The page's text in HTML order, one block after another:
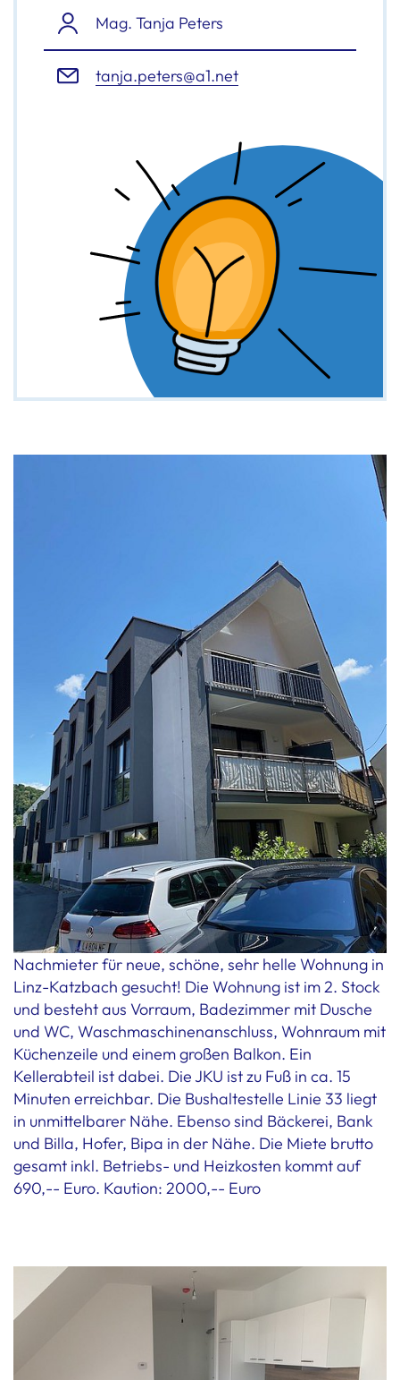
Mag. Tanja Peters
tanja.peters@a1.net
Nachmieter für neue, schöne, sehr helle Wohnung in
Linz-Katzbach gesucht! Die Wohnung ist im 2. Stock
und besteht aus Vorraum, Badezimmer mit Dusche
und WC, Waschmaschinenanschluss, Wohnraum mit
Küchenzeile und einem großen Balkon. Ein
Kellerabteil ist dabei. Die JKU ist zu Fuß in ca. 15
Minuten erreichbar. Die Bushaltestelle Linie 33 liegt
in unmittelbarer Nähe. Ebenso sind Bäckerei, Bank
und Billa, Hofer, Bipa in der Nähe. Die Miete brutto
gesamt inkl. Betriebs- und Heizkosten kommt auf
690,-- Euro. Kaution: 2000,-- Euro